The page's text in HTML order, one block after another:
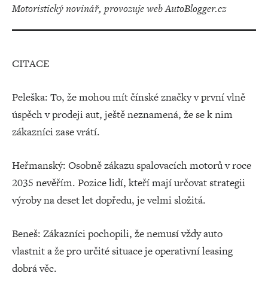
motoristický novinář, provozuje web AutoBlogger.cz
CITACE
Peleška: To, že mohou mít čínské značky v první vlně
úspěch v prodeji aut, ještě neznamená, že se k nim
zákazníci zase vrátí.
Heřmanský: Osobně zákazu spalovacích motorů v roce
2035 nevěřím. Pozice lidí, kteří mají určovat strategii
výroby na deset let dopředu, je velmi složitá.
Beneš: Zákazníci pochopili, že nemusí vždy auto
vlastnit a že pro určité situace je operativní leasing
dobrá věc.